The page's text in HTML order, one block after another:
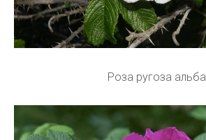
Роза ругоза альба